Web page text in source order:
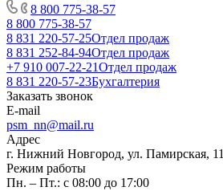
8 800 775-38-57
8 800 775-38-57
8 831 220-57-25Отдел продаж
8 831 252-84-94Отдел продаж
+7 910 007-22-21Отдел продаж
8 831 220-57-23Бухгалтерия
Заказать звонок
E-mail
psm_nn@mail.ru
Адрес
г. Нижний Новгород, ул. Памирская, 11
Режим работы
Пн. – Пт.: с 08:00 до 17:00